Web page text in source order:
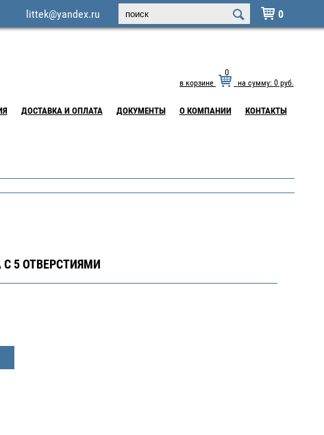
 0
littek@yandex.ru
в корзине
0
на сумму: 0руб.
ДОСТАВКА И ОПЛАТА ДОКУМЕНТЫ О КОМПАНИИ КОНТАКТЫ
5 ОТВЕРСТИЯМИ